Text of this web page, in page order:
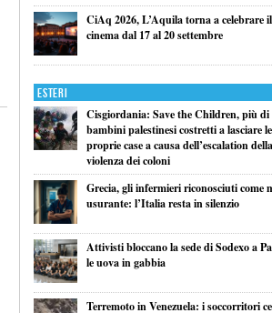
CiAq 2026, L’Aquila torna a celebrare il
cinema dal 17 al 20 settembre
Esteri
Cisgiordania: Save the Children, più di
bambini palestinesi costretti a lasciare le
proprie case a causa dell’escalation della
violenza dei coloni
Grecia, gli infermieri riconosciuti come
usurante: l’Italia resta in silenzio
Attivisti bloccano la sede di Sodexo a
le uova in gabbia
Terremoto in Venezuela: i soccorritori